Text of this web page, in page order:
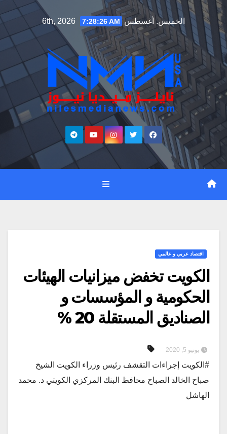
Skip
to
content
الخميس. أغسطس 6th, 2026 7:28:27 AM
اقتصاد عربي و عالمي
الكويت تخفض ميزانيات الهيئات
الحكومية و المؤسسات و
الصناديق المستقلة 20 %
يونيو 5, 2020
#الكويت إجراءات التقشف رئيس وزراء الكويت الشيخ
صباح الخالد الصباح محافظ البنك المركزي الكويتي د. محمد
الهاشل